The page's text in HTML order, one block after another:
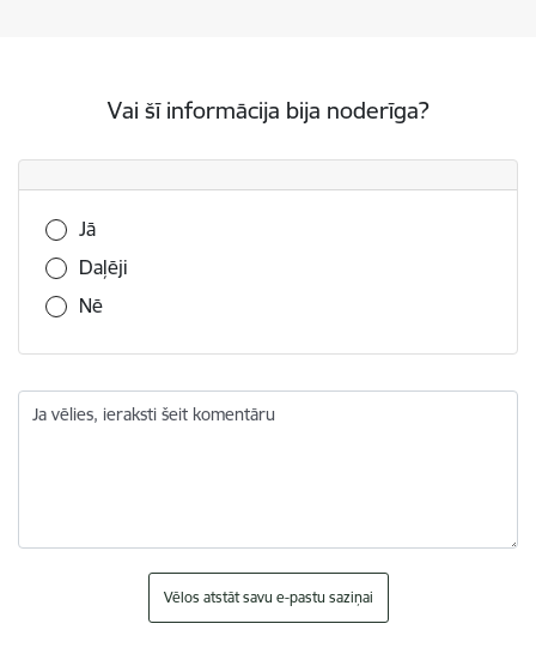
Vai šī informācija bija noderīga?
Vai šī informācija bija noderīga?
Jā
Daļēji
Nē
Ja vēlies, ieraksti šeit komentāru
Vēlos atstāt savu e-pastu saziņai